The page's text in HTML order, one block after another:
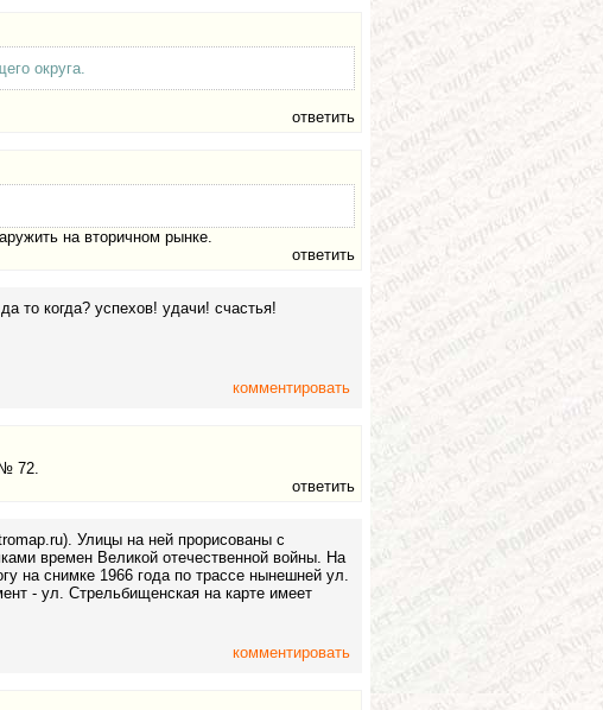
округа.
ответить
на вторичном рынке.
ответить
то когда? успехов! удачи! счастья!
комментировать
72.
ответить
Улицы на ней прорисованы с
времен Великой отечественной войны. На
на снимке 1966 года по трассе нынешней ул.
- ул. Стрельбищенская на карте имеет
комментировать